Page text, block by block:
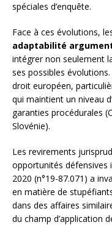
spéciales d’enquête.
Face à ces évolutions,
adaptabilité
intégrer non seulement
ses possibles évolutions.
droit européen,
qui maintient un niveau
garanties procédurales
Slovénie).
Les revirements
opportunités défensives
2020 (n°19-87.071) a
en matière de
dans des affaires
du champ d’application